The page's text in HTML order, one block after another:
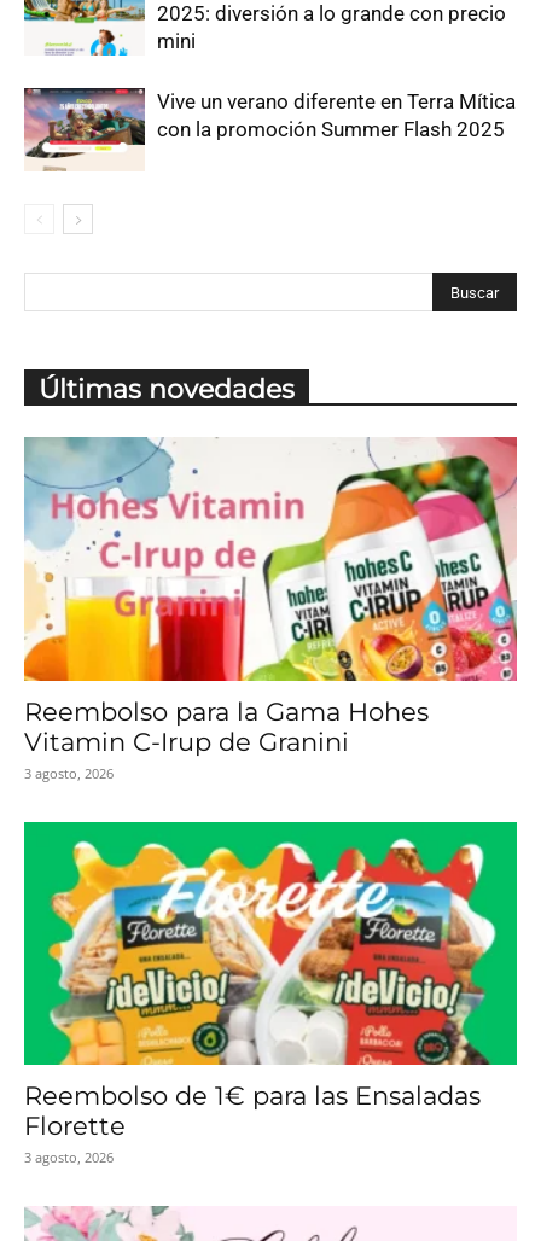
2025: diversión a lo grande con precio
mini
Vive un verano diferente en Terra Mítica
con la promoción Summer Flash 2025
Últimas novedades
Reembolso para la Gama Hohes
Vitamin C-Irup de Granini
3 agosto, 2026
Reembolso de 1€ para las Ensaladas
Florette
3 agosto, 2026